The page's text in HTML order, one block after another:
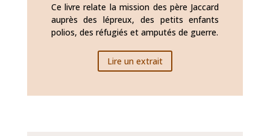
Ce livre relate la mission des père Jaccard
auprès des lépreux, des petits enfants
polios, des réfugiés et amputés de guerre.
Lire un extrait